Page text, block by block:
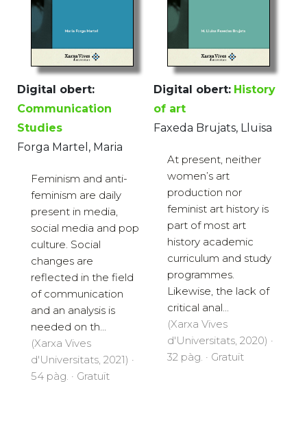
Digital obert:
Communication
Studies
Forga Martel, Maria
Feminism and anti-
feminism are daily
present in media,
social media and pop
culture. Social
changes are
reflected in the field
of communication
and an analysis is
needed on th...
(Xarxa Vives
d'Universitats, 2021) ·
54 pàg. · Gratuït
Digital obert: History
of art
Faxeda Brujats, Lluïsa
At present, neither
women’s art
production nor
feminist art history is
part of most art
history academic
curriculum and study
programmes.
Likewise, the lack of
critical anal...
(Xarxa Vives
d'Universitats, 2020) ·
32 pàg. · Gratuït